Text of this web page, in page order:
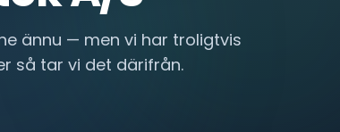
Truckar
ännu — men vi har troligtvis
så tar vi det därifrån.